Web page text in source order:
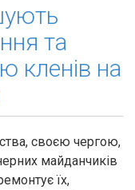
та
кленів на
своєю чергою,
майданчиків
їх,